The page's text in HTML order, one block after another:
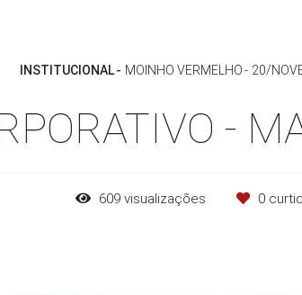
INSTITUCIONAL MOINHO VERMELHO 20/
-
609 visualizações 0